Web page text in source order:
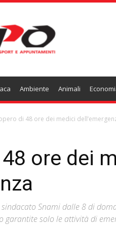
Ambiente Animali
di 48 ore dei medici
ore dei
Snami dalle 8 di
garantite solo le attività di